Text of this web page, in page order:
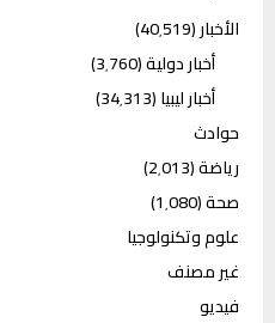
الأخبار(40٬519)
أخبار دولية(3٬760)
أخبار ليبيا(34٬313)
حوادث
رياضة(2٬013)
صحة(1٬080)
علوم وتكنولوجيا
غير مصنف
فيديو